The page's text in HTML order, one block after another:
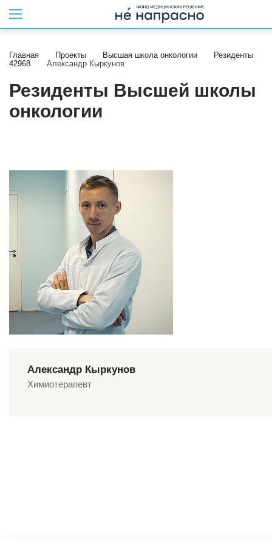
Главная Проекты Высшая школа онкологии
Резиденты
42968
Александр Кыркунов
Резиденты Высшей школы
онкологии
Александр Кыркунов
Химиотерапевт